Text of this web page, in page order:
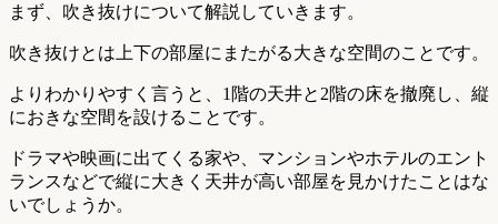
まず、吹き抜けについて解説していきます。
吹き抜けとは上下の部屋にまたがる大きな空間のことです。
よりわかりやすく言うと、1階の天井と2階の床を撤廃し、縦
におきな空間を設けることです。
ドラマや映画に出てくる家や、マンションやホテルのエント
ランスなどで縦に大きく天井が高い部屋を見かけたことはな
いでしょうか。